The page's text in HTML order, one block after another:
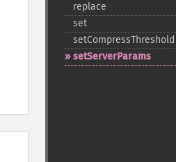
replace
set
setCompressThreshold
setServerParams